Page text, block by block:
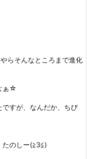
らそんなところまで進化
ぁ☆
すが、なんだか、ちび
たのしー(≧З≦)